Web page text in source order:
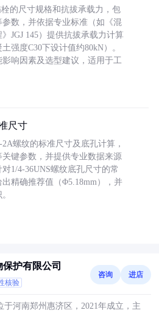
的尺寸规格和抗拔承载力，包
数，并依据专业标准（如《混
JGJ 145）提供抗拔承载力计算
强度C30下设计值约80kN）。
响因素及选型建议，适用于工
尺寸
螺纹的标准尺寸及底孔计算，
键参数，并提供专业数据来源
对1/4-36UNS螺纹底孔尺寸的常
精确推荐值（Φ5.18mm），并
护有限公司
核验
咨询 进店
河南郑州惠济区，2021年成立，主